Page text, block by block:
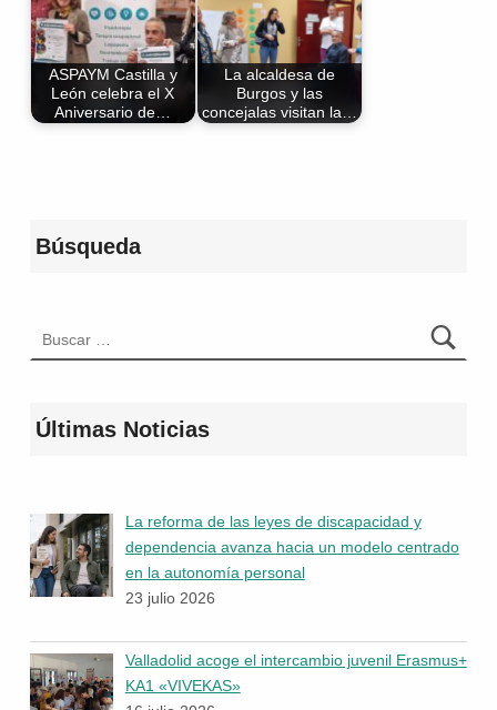
ASPAYM Castilla y
León celebra el X
Aniversario de…
La alcaldesa de
Burgos y las
concejalas visitan la…
Búsqueda
Últimas Noticias
La reforma de las leyes de discapacidad y
dependencia avanza hacia un modelo centrado
en la autonomía personal
23 julio 2026
Valladolid acoge el intercambio juvenil Erasmus+
KA1 «VIVEKAS»